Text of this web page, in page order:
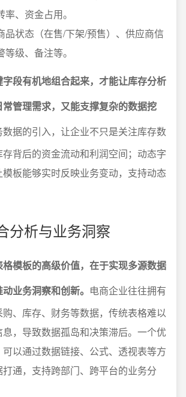
、资金占用。
品状态（在售/下架/预售）、供应商信
级、备注等。
段有机地组合起来，才能让库存分析
管理需求，又能支撑复杂的数据挖
数据的引入，让企业不只是关注库存数
背后的资金流动和利润空间；动态字
板能够实时反映业务变动，支持动态
分析与业务洞察
模板的高级价值，在于实现多源数据
业务洞察和创新。 电商企业往往拥有
、库存、财务等数据，传统表格难以
，导致数据孤岛和决策滞后。一个优
以通过数据链接、公式、透视表等方
通，支持跨部门、跨平台的业务分